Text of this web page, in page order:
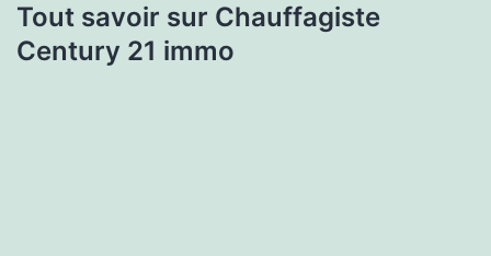
Tout savoir sur Chauffagiste
Century 21 immo